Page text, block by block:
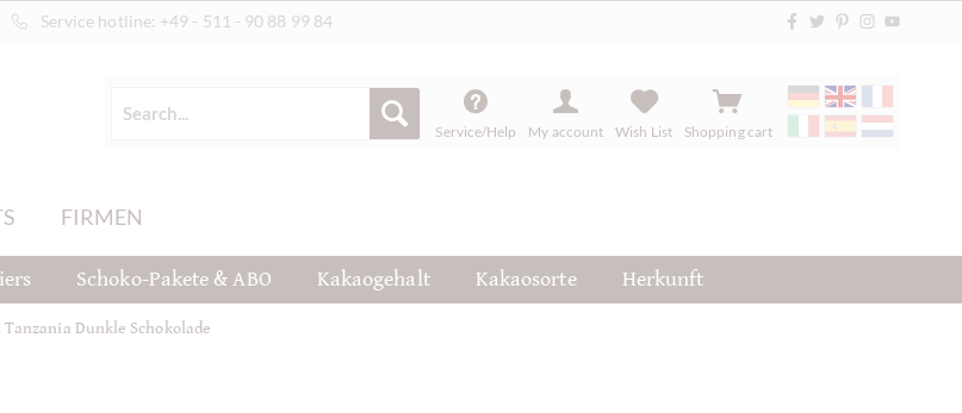
Service hotline: +49 - 511 - 90 88 99 84
Service/Help My account Wish List Shopping cart
FIRMEN
Schoko-Pakete & ABO Kakaogehalt Kakaosorte Herkunft
Tanzania Dunkle Schokolade